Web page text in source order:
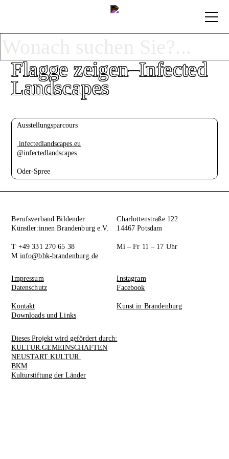
Flagge zeigen–Infected
Landscapes
Ausstellungsparcours
infectedlandscapes.eu
@infectedlandscapes
Oder-Spree
Berufsverband Bildender
Künstler:innen Brandenburg e.V.
T +49 331 270 65 38
M info@bbk-brandenburg.de
Charlottenstraße 122
14467 Potsdam
Mi – Fr 11 – 17 Uhr
Impressum
Datenschutz
Kontakt
Downloads und Links
Instagram
Facebook
Kunst in Brandenburg
Dieses Projekt wird gefördert durch:
KULTUR.GEMEINSCHAFTEN
NEUSTART KULTUR
BKM
Kulturstiftung der Länder